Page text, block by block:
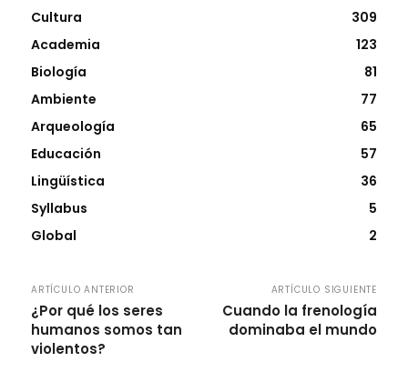
Cultura
309
Academia
123
Biología
81
Ambiente
77
Arqueología
65
Educación
57
Lingüística
36
Syllabus
5
Global
2
ARTÍCULO ANTERIOR
¿Por qué los seres
humanos somos tan
violentos?
ARTÍCULO SIGUIENTE
Cuando la frenología
dominaba el mundo